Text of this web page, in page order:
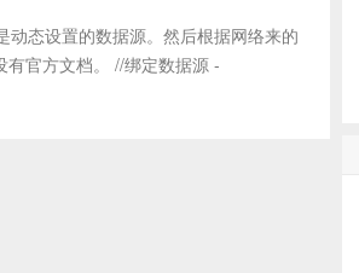
态设置的数据源。然后根据网络来的
官方文档。 //绑定数据源 -